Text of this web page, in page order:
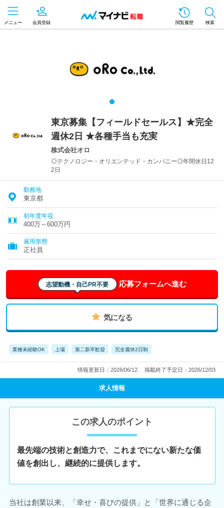
メニュー 会員登録 閲覧履歴 検索
東京募集【フィールドセールス】★完全
週休2日 ★各種手当も充実
株式会社オロ
◎テクノロジー・オリエンテッド・カンパニー◎年間休日12
2日
勤務地
東京都
初年度年収
400万～600万円
雇用形態
正社員
志望動機・自己PR不要 応募フォームへ進む
気になる
業種未経験OK 上場 第二新卒歓迎 完全週休2日制
情報更新日：2026/06/12 掲載終了予定日：2026/12/03
求人情報
この求人のポイント
最先端の技術と創造力で、これまでにない新たな価
値を創出し、継続的に提供します。
当社は創業以来、「幸せ・喜びの提供」と「世界に通じる企